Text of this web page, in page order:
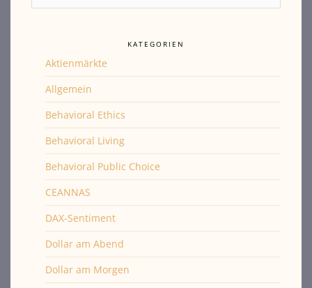
KATEGORIEN
Aktienmärkte
Allgemein
Behavioral Ethics
Behavioral Living
Behavioral Public Choice
CEANNAS
DAX-Sentiment
Dollar am Abend
Dollar am Morgen